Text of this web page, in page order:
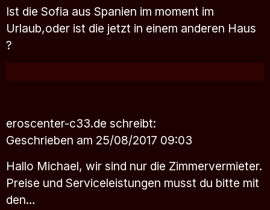
Ist die Sofia aus Spanien im moment im
Urlaub,oder ist die jetzt in einem anderen Haus
?
eroscenter-c33.de schreibt:
Geschrieben am 25/08/2017 09:03
Hallo Michael, wir sind nur die Zimmervermieter.
Preise und Serviceleistungen musst du bitte mit
den…